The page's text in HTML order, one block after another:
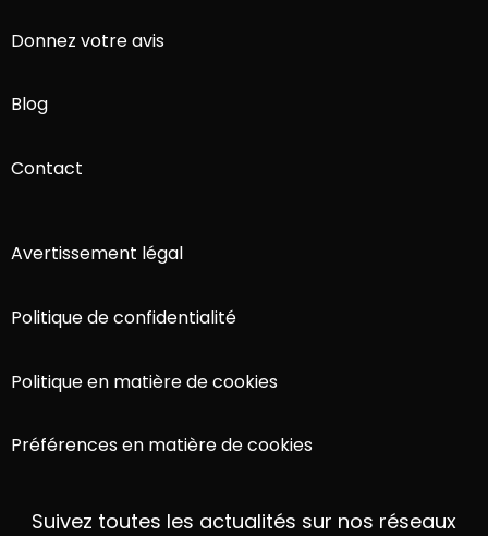
Donnez votre avis
Blog
Contact
Avertissement légal
Politique de confidentialité
Politique en matière de cookies
Préférences en matière de cookies
Suivez toutes les actualités sur nos réseaux